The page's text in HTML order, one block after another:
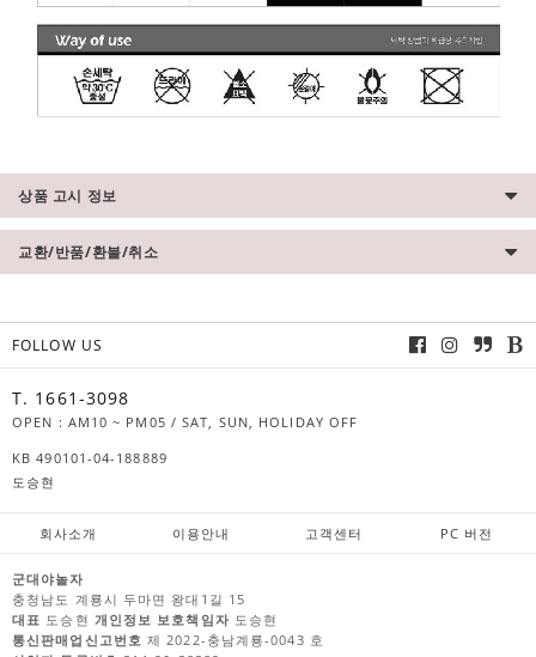
상품 고시 정보
교환/반품/환불/취소
FOLLOW US
T. 1661-3098
OPEN : AM10 ~ PM05 / SAT, SUN, HOLIDAY OFF
KB 490101-04-188889
도승현
회사소개 이용안내 고객센터 PC 버전
군대야놀자
충청남도 계룡시 두마면 왕대1길 15
대표 도승현 개인정보 보호책임자 도승현
통신판매업신고번호 제 2022-충남계룡-0043 호